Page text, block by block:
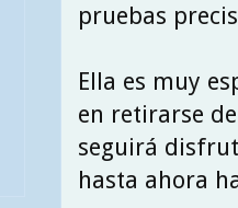
pruebas
Ella es muy
en retirarse
seguirá
hasta ahora